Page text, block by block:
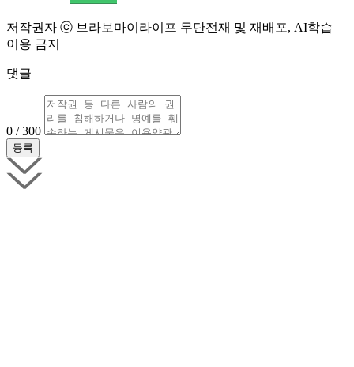
저작권자 ⓒ 브라보마이라이프 무단전재 및 재배포, AI학습
이용 금지
댓글
0 / 300